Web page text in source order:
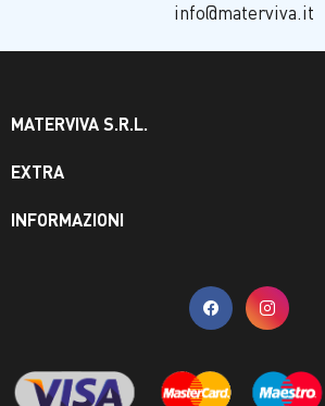
info@materviva.it
MATERVIVA S.R.L.
EXTRA
INFORMAZIONI